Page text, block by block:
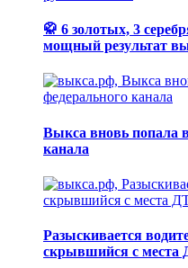
🥋 6 золотых, 3
мощный результат
Выкса вновь попала
канала
Разыскивается
скрывшийся с